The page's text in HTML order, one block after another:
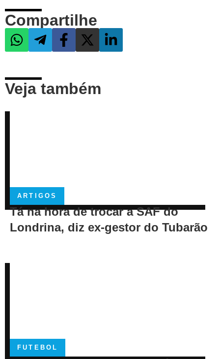
Compartilhe
Veja também
ARTIGOS
Tá na hora de trocar a SAF do
Londrina, diz ex-gestor do Tubarão
FUTEBOL